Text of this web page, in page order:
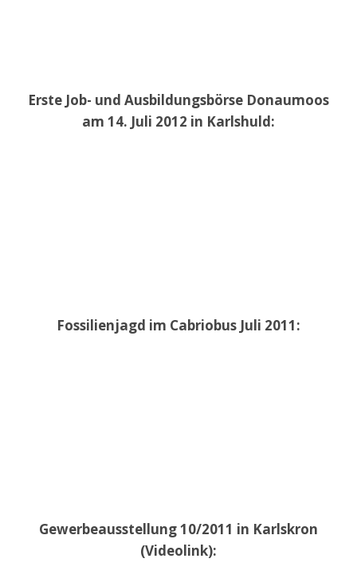
Erste Job- und Ausbildungsbörse Donaumoos
am 14. Juli 2012 in Karlshuld:
Fossilienjagd im Cabriobus Juli 2011:
Gewerbeausstellung 10/2011 in Karlskron
(Videolink):